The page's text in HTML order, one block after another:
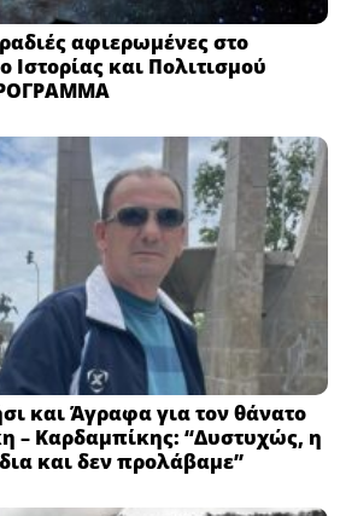
αφιερωμένες στο
Ιστορίας και Πολιτισμού
και Άγραφα για τον θάνατο
– Καρδαμπίκης: “Δυστυχώς, η
και δεν προλάβαμε”